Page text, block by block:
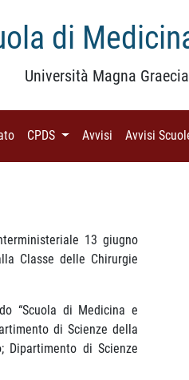
di
Università Magna
(current)
CPDS (current)
Avvisi (current)
Avvisi
13 giugno
Classe delle Chirurgie
“Scuola di Medicina e
di Scienze della
Dipartimento di Scienze